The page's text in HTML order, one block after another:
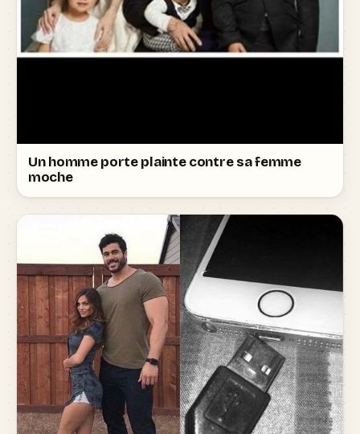
Un homme porte plainte contre sa femme
moche